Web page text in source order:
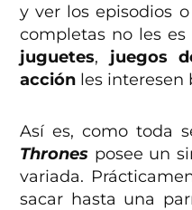
y ver los episodios
completas no les
juguetes, juegos
acción les interesen
Así es, como toda
Thrones posee un
variada.
sacar hasta una